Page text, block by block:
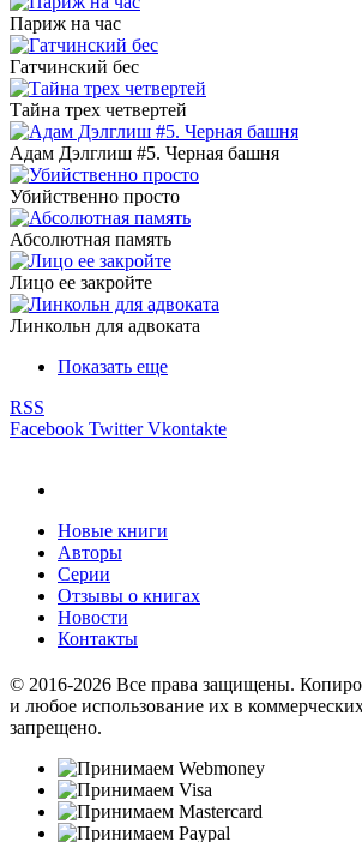
Париж на час
Гатчинский бес
Тайна трех четвертей
Адам Дэлглиш #5. Черная башня
Убийственно просто
Абсолютная память
Лицо ее закройте
Линкольн для адвоката
Показать еще
RSS
Facebook Twitter Vkontakte
Новые книги
Авторы
Серии
Отзывы о книгах
Новости
Контакты
© 2016-2026 Все права защищены.
и любое использование их в
запрещено.